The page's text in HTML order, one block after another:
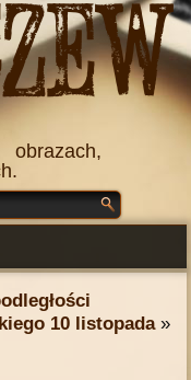
obrazach,
10 listopada»